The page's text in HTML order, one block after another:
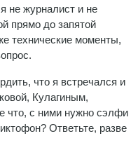
не журналист и не
прямо до запятой
технические моменты,
что я встречался и
Кулагиным,
что, с ними нужно сэлфи
Ответьте, разве